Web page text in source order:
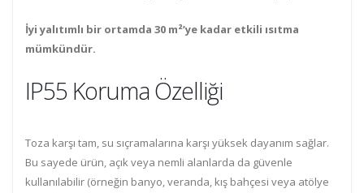
İyi yalıtımlı bir ortamda 30 m²’ye kadar etkili ısıtma
mümkündür.
IP55 Koruma Özelliği
Toza karşı tam, su sıçramalarına karşı yüksek dayanım sağlar.
Bu sayede ürün, açık veya nemli alanlarda da güvenle
kullanılabilir (örneğin banyo, veranda, kış bahçesi veya atölye